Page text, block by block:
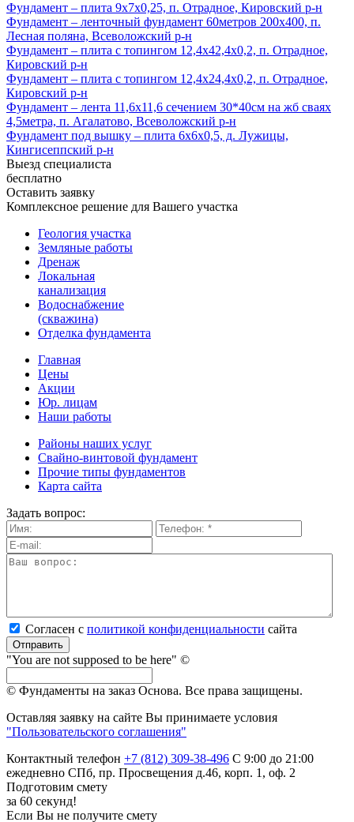
Фундамент – плита 9х7х0,25, п. Отрадное, Кировский р-н
Фундамент – ленточный фундамент 60метров 200х400, п.
Лесная поляна, Всеволожский р-н
Фундамент – плита с топингом 12,4х42,4х0,2, п. Отрадное,
Кировский р-н
Фундамент – плита с топингом 12,4х24,4х0,2, п. Отрадное,
Кировский р-н
Фундамент – лента 11,6х11,6 сечением 30*40см на жб сваях
4,5метра, п. Агалатово, Всеволожский р-н
Фундамент под вышку – плита 6х6х0,5, д. Лужицы,
Кингисеппский р-н
Выезд специалиста
бесплатно
Оставить заявку
Комплексное решение для Вашего участка
Геология участка
Земляные работы
Дренаж
Локальная
канализация
Водоснабжение
(скважина)
Отделка фундамента
Главная
Цены
Акции
Юр. лицам
Наши работы
Районы наших услуг
Свайно-винтовой фундамент
Прочие типы фундаментов
Карта сайта
Задать вопрос:
Согласен с политикой кон­фи­ден­ци­аль­нос­ти сайта
Отправить
"You are not supposed to be here" ©
© Фундаменты на заказ Основа. Все права защищены.
Оставляя заявку на сайте Вы принимаете условия
"Пользовательского соглашения"
Контактный телефон +7 (812) 309-38-496 С 9:00 до 21:00
ежедневно СПб, пр. Просвещения д.46, корп. 1, оф. 2
Подготовим смету
за 60 секунд!
Если Вы не получите смету